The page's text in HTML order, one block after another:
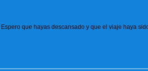
que hayas descansado y que el viaje haya